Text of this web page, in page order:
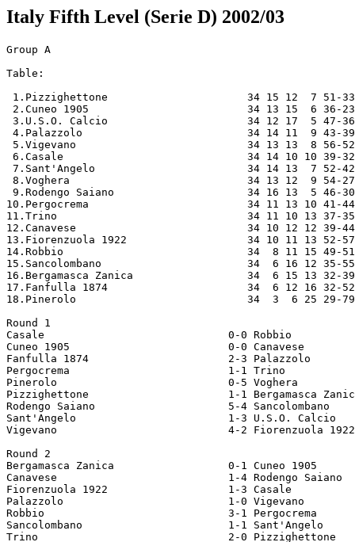
Italy Fifth Level (Serie D) 2002/03
Group A

Table:

 1.Pizzighettone                      34 15 12  7 51-33 57
 2.Cuneo 1905                         34 13 15  6 36-23 54
 3.U.S.O. Calcio                      34 12 17  5 47-36 53
 4.Palazzolo                          34 14 11  9 43-39 53
 5.Vigevano                           34 13 13  8 56-52 52
 6.Casale                             34 14 10 10 39-32 52
 7.Sant'Angelo                        34 14 13  7 52-42 51
 8.Voghera                            34 13 12  9 54-27 51
 9.Rodengo Saiano                     34 16 13  5 46-30 49
10.Pergocrema                         34 11 13 10 41-44 46
11.Trino                              34 11 10 13 37-35 43
12.Canavese                           34 10 12 12 39-44 42
13.Fiorenzuola 1922                   34 10 11 13 52-57 41
14.Robbio                             34  8 11 15 49-51 35
15.Sancolombano                       34  6 16 12 35-55 34
16.Bergamasca Zanica                  34  6 15 13 32-39 33
17.Fanfulla 1874                      34  6 12 16 32-52 30
18.Pinerolo                           34  3  6 25 29-79 15

Round 1
Casale                             0-0 Robbio                             
Cuneo 1905                         0-0 Canavese                           
Fanfulla 1874                      2-3 Palazzolo                          
Pergocrema                         1-1 Trino                              
Pinerolo                           0-5 Voghera                            
Pizzighettone                      1-1 Bergamasca Zanica                  
Rodengo Saiano                     5-4 Sancolombano                       
Sant'Angelo                        1-3 U.S.O. Calcio                      
Vigevano                           4-2 Fiorenzuola 1922                   

Round 2
Bergamasca Zanica                  0-1 Cuneo 1905                         
Canavese                           1-4 Rodengo Saiano                     
Fiorenzuola 1922                   1-3 Casale                             
Palazzolo                          1-0 Vigevano                           
Robbio                             3-1 Pergocrema                         
Sancolombano                       1-1 Sant'Angelo                        
Trino                              2-0 Pizzighettone                      
U.S.O. Calcio                      4-1 Pinerolo                           
Voghera                            3-0 Fanfulla 1874                      

Round 3
Casale                             2-1 Pergocrema                         
Cuneo 1905                         1-0 Trino                              
Fanfulla 1874                      0-0 U.S.O. Calcio                      
Fiorenzuola 1922                   1-2 Palazzolo                          
Pinerolo                           1-1 Sancolombano                       
Pizzighettone                      2-0 Robbio                             
Rodengo Saiano                     1-0 Bergamasca Zanica                  
Sant'Angelo                        2-1 Canavese                           
Vigevano                           1-3 Voghera                            

Round 4
Bergamasca Zanica                  2-1 Sant'Angelo                        
Canavese                           3-0 Pinerolo                           
Palazzolo                          0-0 Casale                             
Pergocrema                         4-1 Pizzighettone                      
Robbio                             3-3 Cuneo 1905                         
Sancolombano                       1-2 Fanfulla 1874                      
Trino                              1-3 Rodengo Saiano                     
U.S.O. Calcio                      3-1 Vigevano                           
Voghera                            2-2 Fiorenzuola 1922                   

Round 5
Casale                             0-1 Pizzighettone                      
Cuneo 1905                         2-0 Pergocrema                         
Fanfulla 1874                      1-3 Canavese                           
Fiorenzuola 1922                   0-0 U.S.O. Calcio                      
Palazzolo                          1-0 Voghera                            
Pinerolo                           1-0 Bergamasca Zanica                  
Rodengo Saiano                     0-0 Robbio                             
Sant'Angelo                        1-0 Trino                              
Vigevano                           5-0 Sancolombano                       

Round 6
Bergamasca Zanica                  1-1 Fanfulla 1874                      
Canavese                           1-1 Vigevano                           
Pergocrema                         3-0 Rodengo Saiano                     
Pizzighettone                      0-0 Cuneo 1905                         
Robbio                             0-0 Sant'Angelo                        
Sancolombano                       0-2 Fiorenzuola 1922                   
Trino                              2-0 Pinerolo                           
U.S.O. Calcio                      1-1 Palazzolo                          
Voghera                            3-1 Casale                             

Round 7
Casale                             2-0 Cuneo 1905                         
Fanfulla 1874                      0-1 Trino                              
Fiorenzuola 1922                   2-1 Canavese                           
Palazzolo                          1-1 Sancolombano                       
Pinerolo                           1-3 Robbio                             
Rodengo Saiano                     0-0 Pizzighettone                      
Sant'Angelo                        2-2 Pergocrema                         
Vigevano                           3-2 Bergamasca Zanica                  
Voghera                            0-1 U.S.O. Calcio                      

Round 8
Bergamasca Zanica                  3-0 Fiorenzuola 1922                   
Canavese                           1-0 Palazzolo                          
Cuneo 1905                         0-1 Rodengo Saiano                     
Pergocrema                         2-1 Pinerolo                           
Pizzighettone                      4-0 Sant'Angelo                        
Robbio                             2-3 Fanfulla 1874                      
Sancolombano                       1-1 Voghera                            
Trino                              1-3 Vigevano                           
U.S.O. Calcio                      1-1 Casale                             

Round 9
Casale                             0-0 Rodengo Saiano                     
Fanfulla 1874                      0-0 Pergocrema                         
Fiorenzuola 1922                   0-0 Trino                              
Palazzolo                          1-1 Bergamasca Zanica                  
Pinerolo                           1-3 Pizzighettone                      
Sant'Angelo                        1-1 Cuneo 1905                         
U.S.O. Calcio                      0-2 Sancolombano                       
Vigevano                           3-6 Robbio                             
Voghera                            2-0 Canavese                           

Round 10
Bergamasca Zanica                  1-1 Voghera                            
Canavese                           2-3 U.S.O. Calcio                      
Cuneo 1905                         0-1 Pinerolo                           
Pergocrema                         2-0 Vigevano                           
Pizzighettone                      1-0 Fanfulla 1874                      
Robbio                             3-3 Fiorenzuola 1922                   
Rodengo Saiano                     2-2 Sant'Angelo                        
Sancolombano                       0-2 Casale                             
Trino                              4-0 Palazzolo                          

Round 11
Casale                             0-3 Sant'Angelo                        
Fanfulla 1874                      1-1 Cuneo 1905                         
Fiorenzuola 1922                   2-3 Pergocrema                         
Palazzolo                          1-1 Robbio                             
Pinerolo                           1-3 Rodengo Saiano                     
Sancolombano                       1-1 Canavese                           
U.S.O. Calcio                      1-1 Bergamasca Zanica                  
Vigevano                           1-1 Pizzighettone                      
Voghera                            1-1 Trino                              

Round 12
Bergamasca Zanica                  2-3 Sancolombano                       
Canavese                           0-1 Casale                             
Cuneo 1905                         1-1 Vigevano                           
Pergocrema                         2-1 Palazzolo                          
Pizzighettone                      2-3 Fiorenzuola 1922                   
Robbio                             1-0 Voghera                            
Rodengo Saiano                     3-0 Fanfulla 1874                      
Sant'Angelo                        4-0 Pinerolo                           
Trino                              1-1 U.S.O. Calcio                      

Round 13
Canavese                           2-0 Bergamasca Zanica                  
Casale                             1-1 Pinerolo                           
Fanfulla 1874                      0-2 Sant'Angelo                        
Fiorenzuola 1922                   2-2 Cuneo 1905                         
Palazzolo                          3-2 Pizzighettone                      
Sancolombano                       1-1 Trino                              
U.S.O. Calcio                      4-3 Robbio                             
Vigevano                           0-1 Rodengo Saiano                     
Voghera                            6-1 Pergocrema                         

Round 14
Bergamasca Zani